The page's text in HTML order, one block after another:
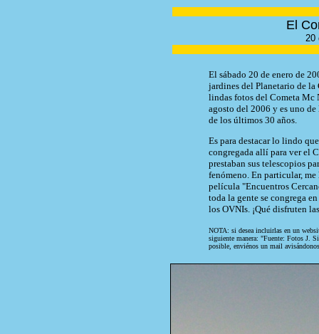
El
20
El sábado 20 de enero de
jardines del Planetario de
lindas fotos del Cometa Mc
agosto del 2006 y es uno
de los últimos 30 años.
Es para destacar lo lindo
congregada allí para ver el
prestaban sus telescopios
fenómeno. En particular,
película "Encuentros
toda la gente se congrega
los OVNIs. ¡Qué disfruten
NOTA: si desea incluirlas en un
siguiente manera: "Fuente: Fotos J.
posible, enviénos un mail